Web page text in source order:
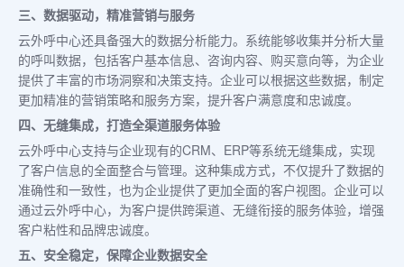
三、数据驱动，精准营销与服务
云外呼中心还具备强大的数据分析能力。系统能够收集并分析大量
的呼叫数据，包括客户基本信息、咨询内容、购买意向等，为企业
提供了丰富的市场洞察和决策支持。企业可以根据这些数据，制定
更加精准的营销策略和服务方案，提升客户满意度和忠诚度。
四、无缝集成，打造全渠道服务体验
云外呼中心支持与企业现有的CRM、ERP等系统无缝集成，实现
了客户信息的全面整合与管理。这种集成方式，不仅提升了数据的
准确性和一致性，也为企业提供了更加全面的客户视图。企业可以
通过云外呼中心，为客户提供跨渠道、无缝衔接的服务体验，增强
客户粘性和品牌忠诚度。
五、安全稳定，保障企业数据安全